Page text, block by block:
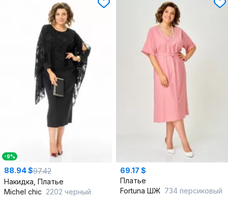
-9%
88.94 $97.42
Накидка, Платье
Michel chic 2202 черный
69.17 $
Платье
Fortuna ШЖ 734 персиковый